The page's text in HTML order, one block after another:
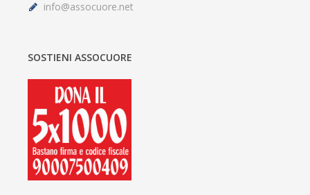
info@assocuore.net
SOSTIENI ASSOCUORE